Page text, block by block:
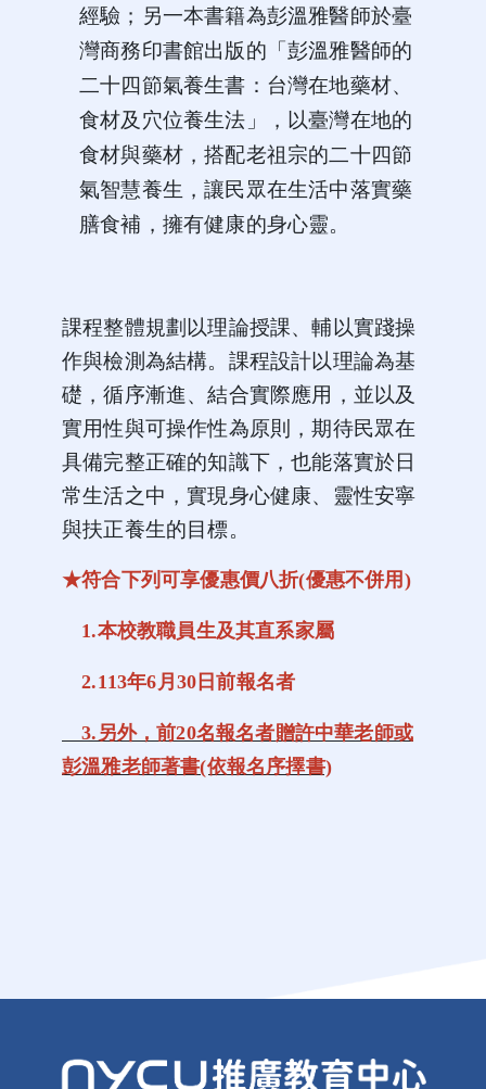
經驗；另一本書籍為彭溫雅醫師於臺
灣商務印書館出版的「彭溫雅醫師的
二十四節氣養生書：台灣在地藥材、
食材及穴位養生法」，以臺灣在地的
食材與藥材，搭配老祖宗的二十四節
氣智慧養生，讓民眾在生活中落實藥
膳食補，擁有健康的身心靈。
課程整體規劃以理論授課、輔以實踐操
作與檢測為結構。課程設計以理論為基
礎，循序漸進、結合實際應用，並以及
實用性與可操作性為原則，期待民眾在
具備完整正確的知識下，也能落實於日
常生活之中，實現身心健康、靈性安寧
與扶正養生的目標。
★符合下列可享優惠價八折(優惠不併用)
1.本校教職員生及其直系家屬
2.113年6月30日前報名者
3.另外，前20名報名者贈許中華老師或
彭溫雅老師著書(依報名序擇書)